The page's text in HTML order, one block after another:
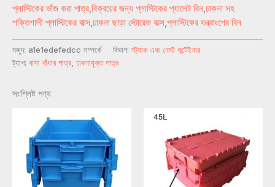
প্লাস্টিকের ভাঁজ করা পাত্র,বিক্রয়ের জন্য প্লাস্টিকের প্যালেট বিন,ঢাকনা সহ
শক্তিশালী প্লাস্টিকের বাক্স,ঢাকনা ছাড়া স্টোরেজ বাক্স,প্লাস্টিকের যন্ত্রাংশের বিন
মজুদ: a1e1edefedcc সম্পর্কে বিভাগ:স্ট্যাক এবং নেস্ট কন্টেইনার
ট্যাগ: বাসা বাঁধার পাত্র ঢাকনাযুক্ত পাত্র
সংশ্লিষ্ট পণ্য